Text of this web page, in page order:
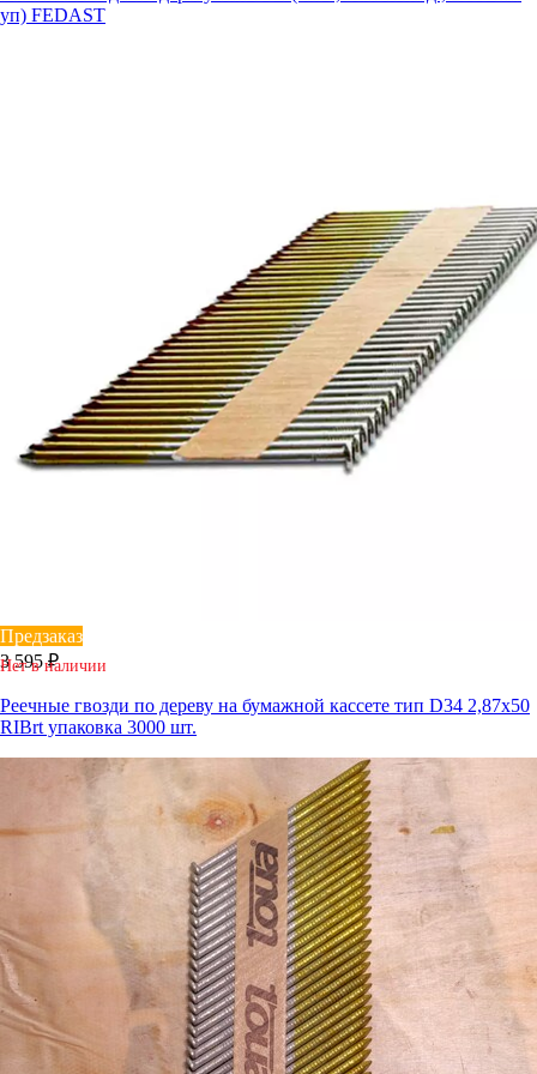
уп) FEDAST
Предзаказ
3 595 ₽
Нет в наличии
Реечные гвозди по дереву на бумажной кассете тип D34 2,87х50
RIBrt упаковка 3000 шт.